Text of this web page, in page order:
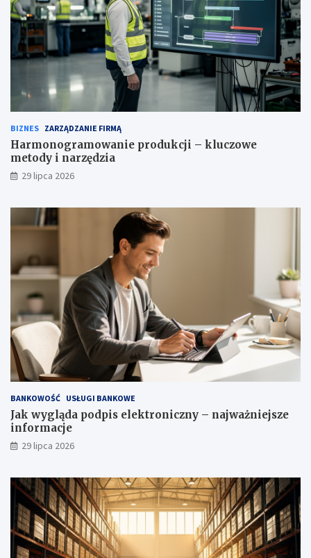
BIZNES ZARZĄDZANIE FIRMĄ
Harmonogramowanie produkcji – kluczowe
metody i narzędzia
29 lipca 2026
BANKOWOŚĆ USŁUGI BANKOWE
Jak wygląda podpis elektroniczny – najważniejsze
informacje
29 lipca 2026